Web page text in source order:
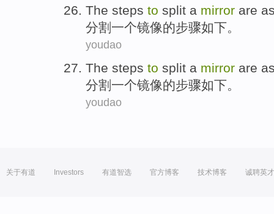
The steps to split a mirror are
分割 一个镜像的步骤如下。
youdao
The steps to split a mirror are
分割 一个镜像的步骤如下。
youdao
关于有道 Investors 有道智选 官方博客 技术博客 诚聘英才